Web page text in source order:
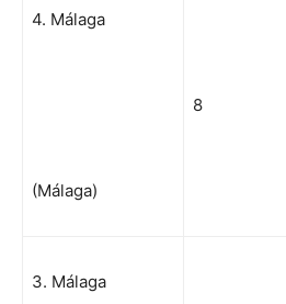
4. Málaga
(Málaga)
8
3. Málaga